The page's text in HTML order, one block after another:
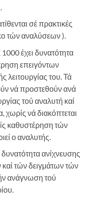
σέ πρακτικές
τών αναλύσεων ).
έχει δυνατότητα
επειγόντων
λειτουργίας του. Τά
νά προστεθούν ανά
τού αναλυτή καί
χωρίς νά διακόπτεται
καθυστέρηση τών
ο αναλυτής.
ανίχνευσης
τών δειγμάτων τών
ανάγνωση τού